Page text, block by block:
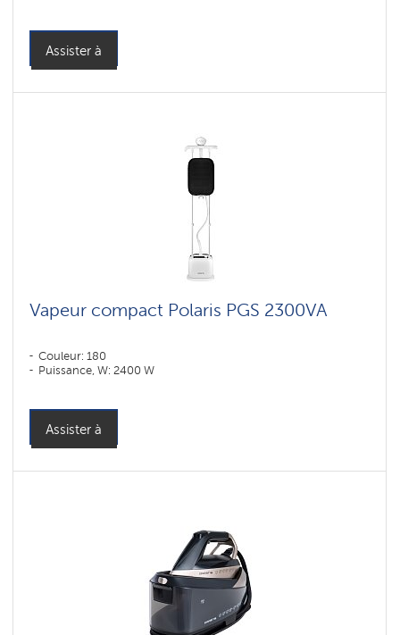
Assister à
Vapeur compact Polaris PGS 2300VA
Couleur: 180
Puissance, W: 2400 W
Assister à